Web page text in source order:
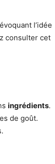
l’idée
consulter cet
ingrédients.
de goût.